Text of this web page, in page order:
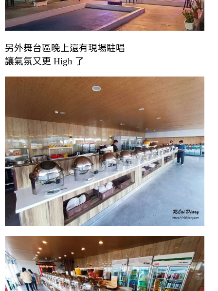
另外舞台區晚上還有現場駐唱
讓氣氛又更 High 了